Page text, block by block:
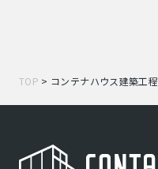
TOP > コンテナハウス建築工程